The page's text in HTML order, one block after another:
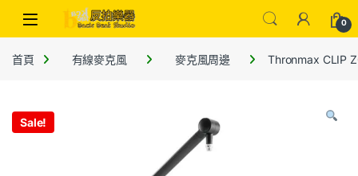
0
首頁 有線麥克風 麥克風周邊 Thronmax CLIP
Sale!